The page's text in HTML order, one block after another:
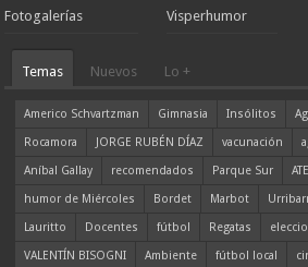
Fotogalerías Visperhumor
Temas Nuevos Lo +
Americo Schvartzman Gimnasia Insólitos
Rocamora
JORGE RUBÉN DÍAZ vacunación
Aníbal Gallay
recomendados Parque Sur ATE
humor de Miércoles
Bordet Marbot
Lauritto
Docentes fútbol Regatas
VALENTÍN BISOGNI
Ambiente fútbol local